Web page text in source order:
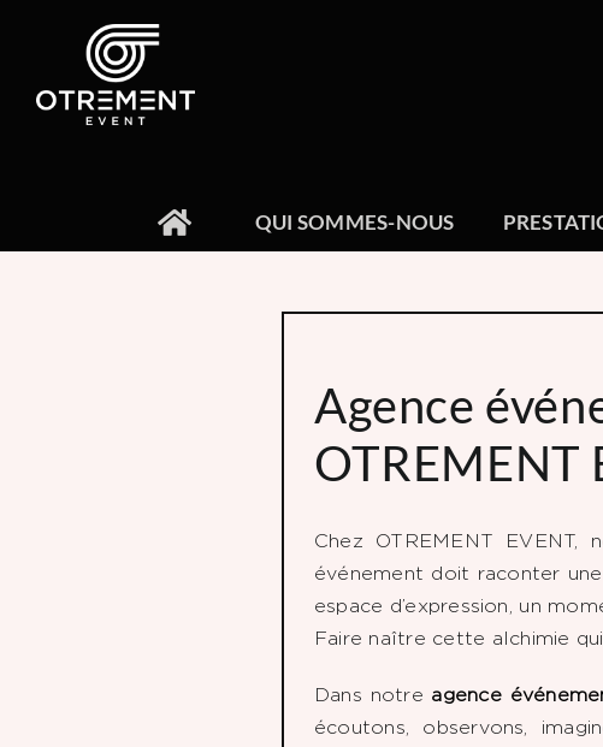
QUI SOMMES-NOUS
Agence
OTREMENT
Chez OTREMENT EVENT,
événement doit raconter
espace d’expression, un
Faire naître cette alchimie
Dans notre agence
écoutons, observons,